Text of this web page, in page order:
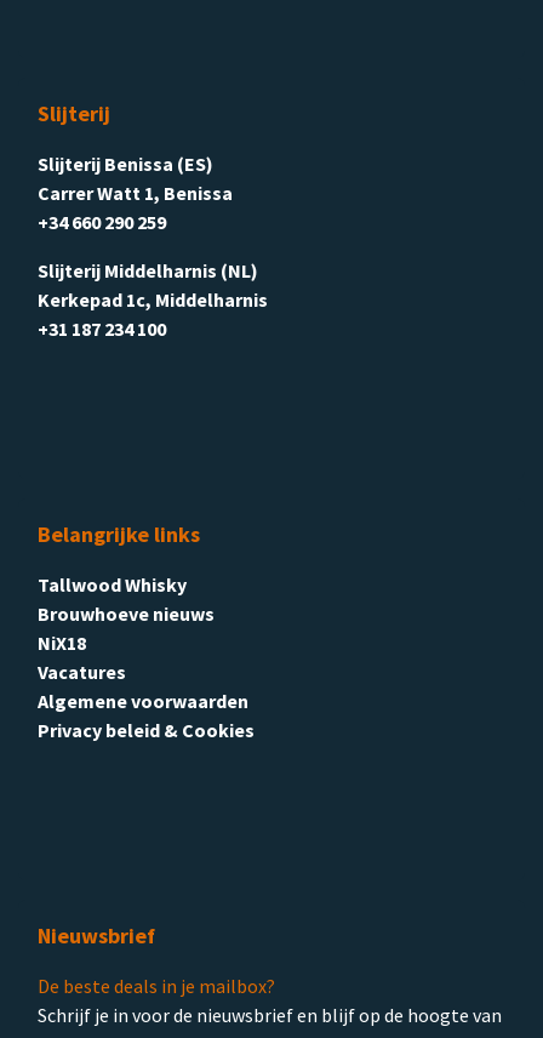
Slijterij
Slijterij Benissa (ES)
Carrer Watt 1, Benissa
+34 660 290 259
Slijterij Middelharnis (NL)
Kerkepad 1c, Middelharnis
+31 187 234 100
Belangrijke links
Tallwood Whisky
Brouwhoeve nieuws
NiX18
Vacatures
Algemene voorwaarden
Privacy beleid & Cookies
Nieuwsbrief
De beste deals in je mailbox?
Schrijf je in voor de nieuwsbrief en blijf op de hoogte van